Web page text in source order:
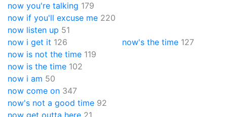
now you're talking 179
now if you'll excuse me 220
now listen up 51
now i get it 126
now is not the time 119
now is the time 102
now i am 50
now come on 347
now's not a good time 92
now get outta here 21
now's the time 127